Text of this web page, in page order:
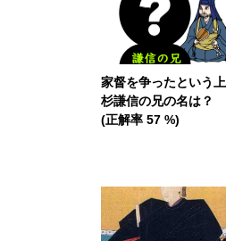
家督を争ったという上
杉謙信の兄の名は？
(正解率 57 %)